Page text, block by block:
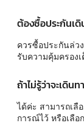
ต้องซื้อประกันเ
ควรซื้อประกันล่ว
รับความคุ้มครอง
ถ้าไม่รู้ว่าจะเดิน
ได้ค่ะ สามารถเลื
การณ์ไว้ หรือเลือ